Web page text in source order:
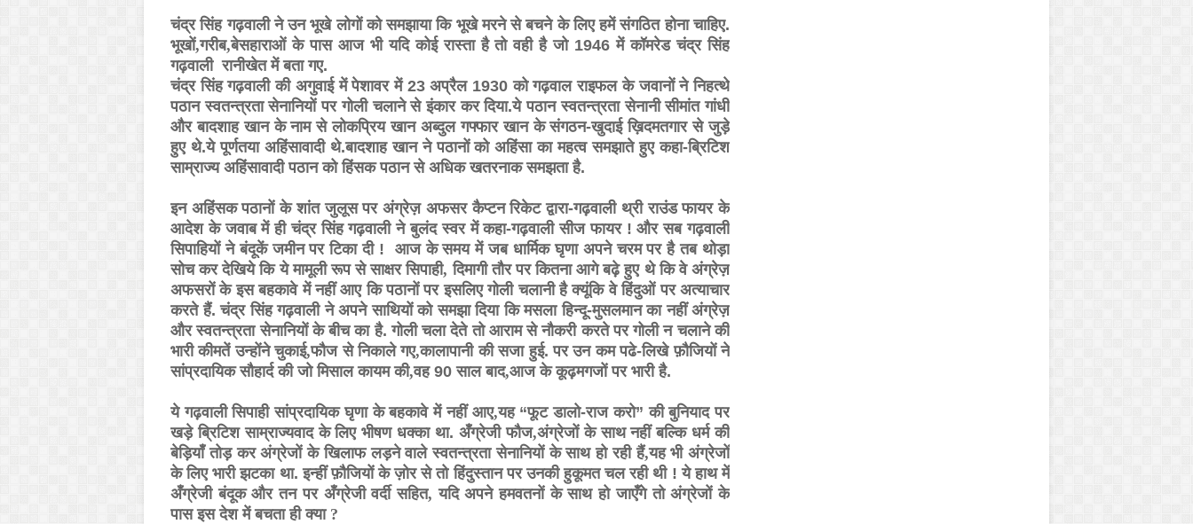
चंद्र सिंह गढ़वाली ने उन भूखे लोगों को समझाया कि भूखे मरने से बचने के लिए हमें संगठित होना चाहिए.
भूखों,गरीब,बेसहाराओं के पास आज भी यदि कोई रास्ता है तो वही है जो 1946 में कॉमरेड चंद्र सिंह
गढ़वाली रानीखेत में बता गए.
चंद्र सिंह गढ़वाली की अगुवाई में पेशावर में 23 अप्रैल 1930 को गढ़वाल राइफल के जवानों ने निहत्थे
पठान स्वतन्त्रता सेनानियों पर गोली चलाने से इंकार कर दिया.ये पठान स्वतन्त्रता सेनानी सीमांत गांधी
और बादशाह खान के नाम से लोकप्रिय खान अब्दुल गफ्फार खान के संगठन-खुदाई ख़िदमतगार से जुड़े
हुए थे.ये पूर्णतया अहिंसावादी थे.बादशाह खान ने पठानों को अहिंसा का महत्व समझाते हुए कहा-ब्रिटिश
साम्राज्य अहिंसावादी पठान को हिंसक पठान से अधिक खतरनाक समझता है.
इन अहिंसक पठानों के शांत जुलूस पर अंग्रेज़ अफसर कैप्टन रिकेट द्वारा-गढ़वाली थ्री राउंड फायर के
आदेश के जवाब में ही चंद्र सिंह गढ़वाली ने बुलंद स्वर में कहा-गढ़वाली सीज फायर ! और सब गढ़वाली
सिपाहियों ने बंदूकें जमीन पर टिका दी !
आज के समय में जब धार्मिक घृणा अपने चरम पर है तब थोड़ा
सोच कर देखिये कि ये मामूली रूप से साक्षर सिपाही, दिमागी तौर पर कितना आगे बढ़े हुए थे कि वे अंग्रेज़
अफसरों के इस बहकावे में नहीं आए कि पठानों पर इसलिए गोली चलानी है क्यूंकि वे हिंदुओं पर अत्याचार
करते हैं. चंद्र सिंह गढ़वाली ने अपने साथियों को समझा दिया कि मसला हिन्दू-मुसलमान का नहीं अंग्रेज़
और स्वतन्त्रता सेनानियों के बीच का है. गोली चला देते तो आराम से नौकरी करते पर गोली न चलाने की
भारी कीमतें उन्होंने चुकाई,फौज से निकाले गए,कालापानी की सजा हुई. पर उन कम पढे-लिखे फ़ौजियों ने
सांप्रदायिक सौहार्द की जो मिसाल कायम की,वह 90 साल बाद,आज के कूढ़मगजों पर भारी है.
ये गढ़वाली सिपाही सांप्रदायिक घृणा के बहकावे में नहीं आए,यह “फूट डालो-राज करो” की बुनियाद पर
खड़े ब्रिटिश साम्राज्यवाद के लिए भीषण धक्का था. अँग्रेजी फौज,अंग्रेजों के साथ नहीं बल्कि धर्म की
बेड़ियाँ तोड़ कर अंग्रेजों के खिलाफ लड़ने वाले स्वतन्त्रता सेनानियों के साथ हो रही हैं,यह भी अंग्रेजों
के लिए भारी झटका था. इन्हीं फ़ौजियों के ज़ोर से तो हिंदुस्तान पर उनकी हुकूमत चल रही थी ! ये हाथ में
अँग्रेजी बंदूक और तन पर अँग्रेजी वर्दी सहित, यदि अपने हमवतनों के साथ हो जाएँगे तो अंग्रेजों के
पास इस देश में बचता ही क्या ?